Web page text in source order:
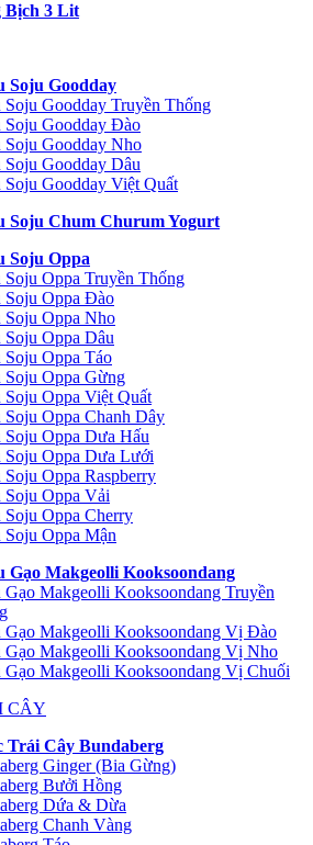
Bịch 3 Lit
Soju Goodday
Soju Goodday Truyền Thống
Soju Goodday Đào
Soju Goodday Nho
Soju Goodday Dâu
Soju Goodday Việt Quất
Soju Chum Churum Yogurt
Soju Oppa
Soju Oppa Truyền Thống
Soju Oppa Đào
Soju Oppa Nho
Soju Oppa Dâu
Soju Oppa Táo
Soju Oppa Gừng
Soju Oppa Việt Quất
Soju Oppa Chanh Dây
Soju Oppa Dưa Hấu
Soju Oppa Dưa Lưới
Soju Oppa Raspberry
Soju Oppa Vải
Soju Oppa Cherry
Soju Oppa Mận
Gạo Makgeolli Kooksoondang
Gạo Makgeolli Kooksoondang Truyền
Gạo Makgeolli Kooksoondang Vị Đào
Gạo Makgeolli Kooksoondang Vị Nho
Gạo Makgeolli Kooksoondang Vị Chuối
CÂY
Trái Cây Bundaberg
Ginger (Bia Gừng)
Bưởi Hồng
Dứa & Dừa
Chanh Vàng